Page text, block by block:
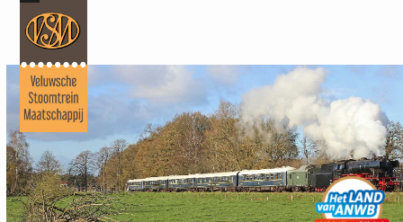
content
Open
mobile
menu
Close
mobile
menu